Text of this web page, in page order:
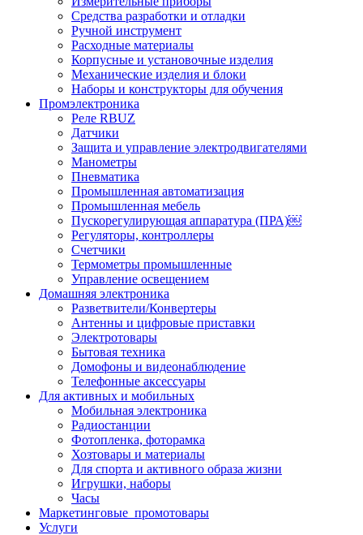
Средства разработки и отладки
Ручной инструмент
Расходные материалы
Корпусные и установочные изделия
Механические изделия и блоки
Наборы и конструкторы для обучения
Промэлектроника
Реле RBUZ
Датчики
Защита и управление электродвигателями
Манометры
Пневматика
Промышленная автоматизация
Промышленная мебель
Пускорегулирующая аппаратура (ПРА)￼
Регуляторы, контроллеры
Счетчики
Термометры промышленные
Управление освещением
Домашняя электроника
Разветвители/Конвертеры
Антенны и цифровые приставки
Электротовары
Бытовая техника
Домофоны и видеонаблюдение
Телефонные аксессуары
Для активных и мобильных
Мобильная электроника
Радиостанции
Фотопленка, фоторамка
Хозтовары и материалы
Для спорта и активного образа жизни
Игрушки, наборы
Часы
Маркетинговые_промотовары
Услуги